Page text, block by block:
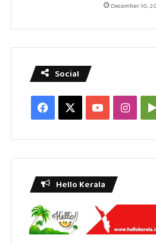
December 10,
Social
Facebook YouTube
Hello Kerala